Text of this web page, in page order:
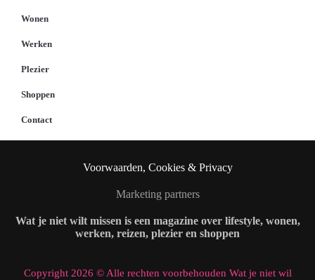
Wonen
Werken
Plezier
Shoppen
Contact
Voorwaarden, Cookies & Privacy
Marketing partners
Wat je niet wilt missen is een magazine over lifestyle, wonen,
werken, reizen, plezier en shoppen
Copyright 2026 © Alle rechten voorbehouden Wat je niet wil